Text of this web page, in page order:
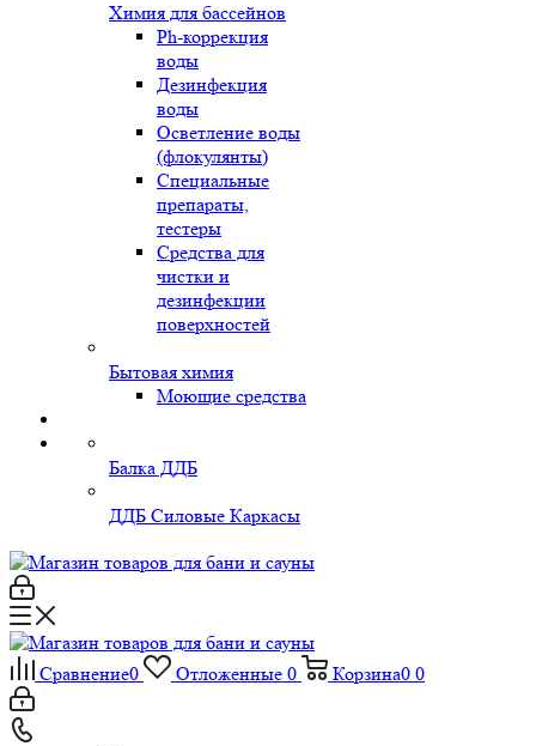
Химия для бассейнов
Ph-коррекция
воды
Дезинфекция
воды
Осветление воды
(флокулянты)
Специальные
препараты,
тестеры
Средства для
чистки и
дезинфекции
поверхностей
Бытовая химия
Моющие средства
Балка ДДБ
ДДБ Силовые Каркасы
Сравнение0 Отложенные 0 Корзина0 0